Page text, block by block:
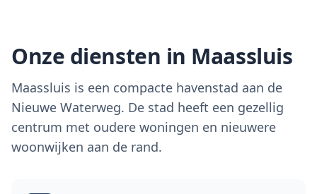
Onze diensten in Maassluis
Maassluis is een compacte havenstad aan de
Nieuwe Waterweg. De stad heeft een gezellig
centrum met oudere woningen en nieuwere
woonwijken aan de rand.